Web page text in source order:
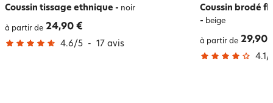
Coussin tissage ethnique - noir
à partir de 24,90 €
4.6/5 - 17 avis
Coussin brodé
- beige
à partir de 29,90
4.1 /